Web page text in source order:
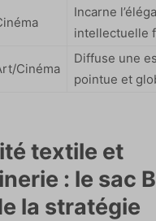
Incarne
intellectuelle
Cinéma
Diffuse une
pointue et
textile et
: le sac
la stratégie